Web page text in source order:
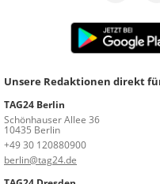
Unsere Redaktionen direkt
TAG24 Berlin
Schönhauser Allee 36
10435 Berlin
+49 30 120880900
berlin@tag24.de